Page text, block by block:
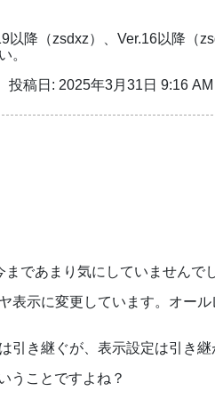
以降（zsdxz）、Ver.16以降（
。
投稿日: 2025年3月31日 9:16 AM
であまり気にしていませんで
表示に変更しています。オー
引き継ぐが、表示設定は引き
うことですよね？